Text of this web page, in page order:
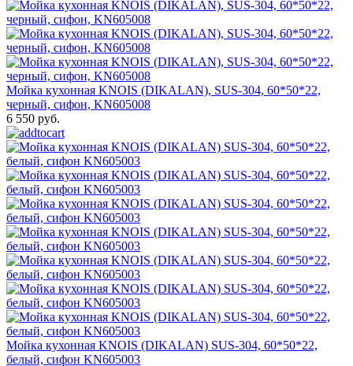
Мойка кухонная KNOIS (DIKALAN), SUS-304, 60*50*22,
черный, сифон, KN605008
6 550 руб.
Мойка кухонная KNOIS (DIKALAN) SUS-304, 60*50*22,
белый, сифон KN605003